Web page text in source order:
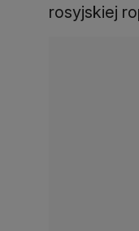
rosyjskiej